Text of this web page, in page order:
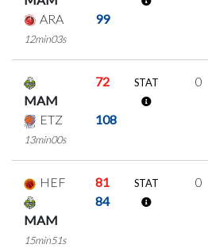
ARA
99
12min03s
MAM
72
ETZ 108
13min00s
STAT 0
HEF 81
MAM
84
15min51s
STAT 0